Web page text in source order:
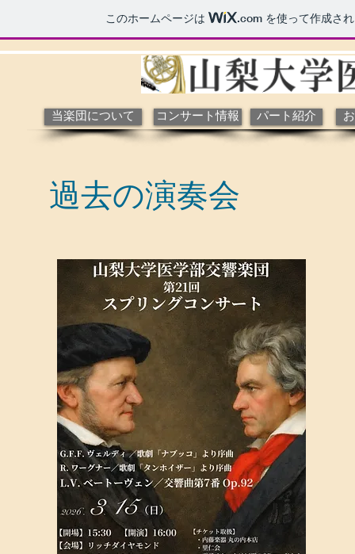
このホームページは .com を使って作成さ
当楽団について コンサート情報 パート紹介
​過去の演奏会